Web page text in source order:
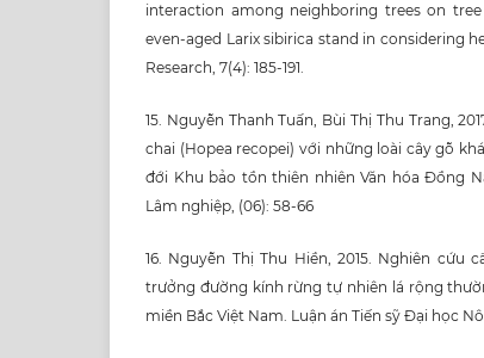
interaction among neighboring trees on
even-aged Larix sibirica stand in considering
Research, 7(4): 185-191.
15. Nguyễn Thanh Tuấn, Bùi Thị Thu Trang,
chai (Hopea recopei) với những loài cây gỗ
đới Khu bảo tồn thiên nhiên Văn hóa Đồng
Lâm nghiệp, (06): 58-66
16. Nguyễn Thị Thu Hiền, 2015. Nghiên
trưởng đường kính rừng tự nhiên lá rộng
miền Bắc Việt Nam. Luận án Tiến sỹ Đại học